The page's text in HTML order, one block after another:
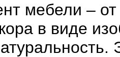
мебели – от
в виде